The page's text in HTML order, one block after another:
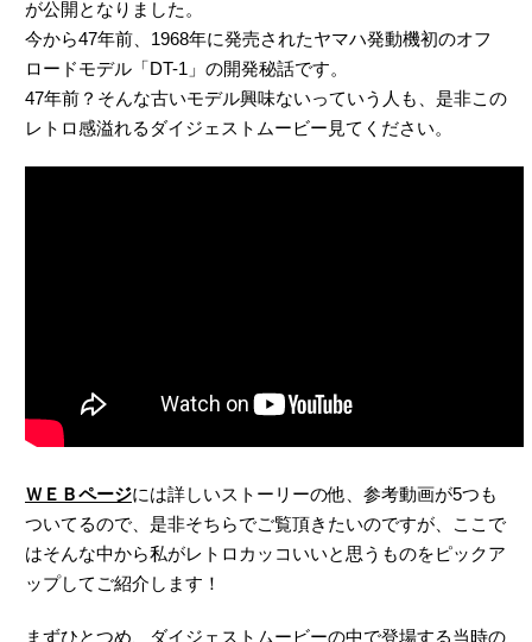
が公開となりました。
今から47年前、1968年に発売されたヤマハ発動機初のオフ
ロードモデル「DT-1」の開発秘話です。
47年前？そんな古いモデル興味ないっていう人も、是非この
レトロ感溢れるダイジェストムービー見てください。
ＷＥＢページには詳しいストーリーの他、参考動画が5つも
ついてるので、是非そちらでご覧頂きたいのですが、ここで
はそんな中から私がレトロカッコいいと思うものをピックア
ップしてご紹介します！
まずひとつめ、ダイジェストムービーの中で登場する当時の